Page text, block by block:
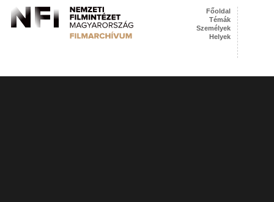
Főoldal
Témák
Személyek
Helyek